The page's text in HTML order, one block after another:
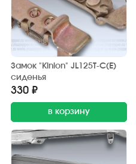
Замок "Kinlon" JL125T-C(E)
сиденья
330 ₽
в корзину